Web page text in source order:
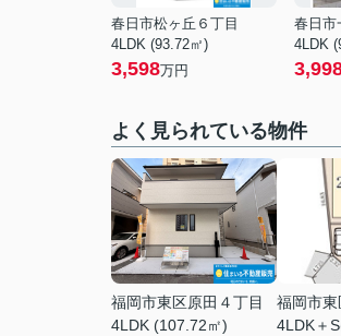
春日市松ヶ丘６丁目
4LDK (93.72㎡)
3,598万円
春日市
4LDK
よく見られている物件
福岡市東区原田４丁目
4LDK (107.72㎡)
福岡市東
4LDK＋